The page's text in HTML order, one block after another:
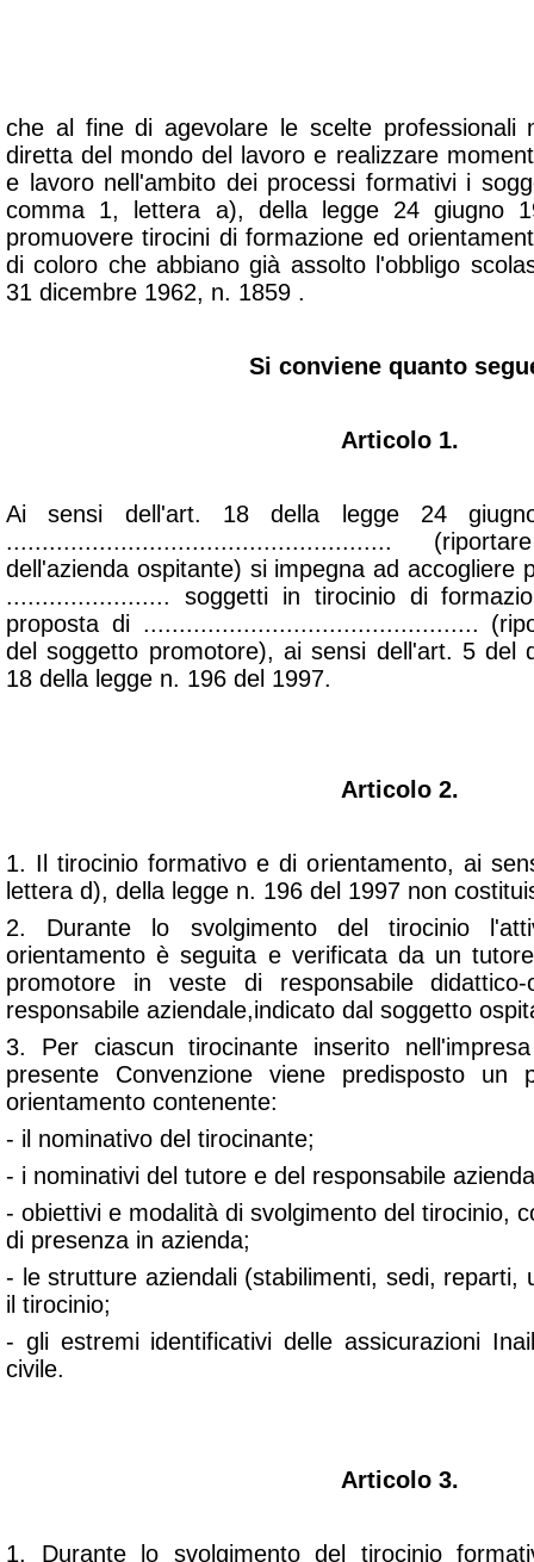
che al fine di agevolare le scelte professionali
diretta del mondo del lavoro e realizzare
e lavoro nell'ambito dei processi formativi i
comma 1, lettera a), della legge 24 giugno
promuovere tirocini di formazione ed
di coloro che abbiano già assolto l'obbligo
31 dicembre 1962, n. 1859 .
Si conviene quanto
Articolo 1.
Ai sensi dell'art. 18 della legge 24
......................................................
dell'azienda ospitante) si impegna ad accogliere
....................... soggetti in tirocinio di
proposta di ...............................................
del soggetto promotore), ai sensi dell'art. 5 del
18 della legge n. 196 del 1997.
Articolo 2.
1. Il tirocinio formativo e di orientamento, ai
lettera d), della legge n. 196 del 1997 non
2. Durante lo svolgimento del tirocinio
orientamento è seguita e verificata da un
promotore in veste di responsabile
responsabile aziendale,indicato dal soggetto
3. Per ciascun tirocinante inserito
presente Convenzione viene predisposto un
orientamento contenente:
- il nominativo del tirocinante;
- i nominativi del tutore e del responsabile
- obiettivi e modalità di svolgimento del tirocinio,
di presenza in azienda;
- le strutture aziendali (stabilimenti, sedi, reparti,
il tirocinio;
- gli estremi identificativi delle assicurazioni
civile.
Articolo 3.
1. Durante lo svolgimento del tirocinio